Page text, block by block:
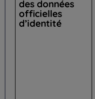
des données
officielles
d’identité